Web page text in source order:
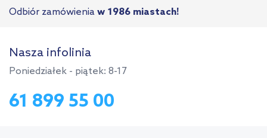
Odbiór zamówienia w 1986 miastach!
Nasza infolinia
Poniedziałek - piątek: 8-17
61 899 55 00